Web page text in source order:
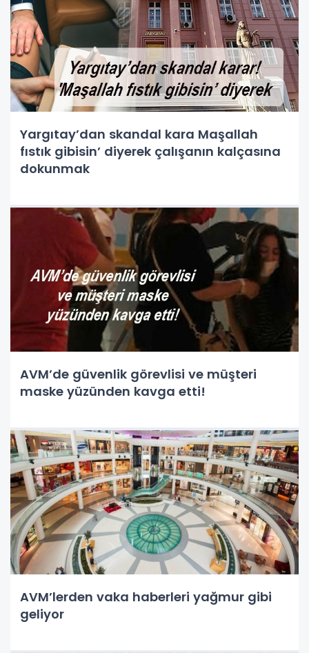
Yargıtay’dan skandal kara Maşallah
fıstık gibisin’ diyerek çalışanın kalçasına
dokunmak
AVM’de güvenlik görevlisi ve müşteri
maske yüzünden kavga etti!
AVM’lerden vaka haberleri yağmur gibi
geliyor